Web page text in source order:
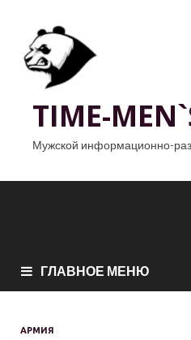
TIME-
Мужской информационно-
ГЛАВНОЕ МЕНЮ
АРМИЯ